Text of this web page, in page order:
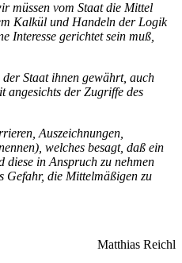
müssen vom Staat die Mittel
Kalkül und Handeln der Logik
Interesse gerichtet sein muß,
Staat ihnen gewährt, auch
angesichts der Zugriffe des
Auszeichnungen,
welches besagt, daß ein
diese in Anspruch zu nehmen
Gefahr, die Mittelmäßigen zu
Matthias Reichl